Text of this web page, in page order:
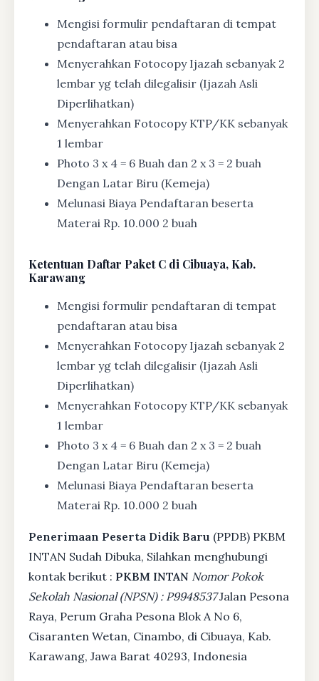
Mengisi formulir pendaftaran di tempat
pendaftaran atau bisa
Menyerahkan Fotocopy Ijazah sebanyak 2
lembar yg telah dilegalisir (Ijazah Asli
Diperlihatkan)
Menyerahkan Fotocopy KTP/KK sebanyak
1 lembar
Photo 3 x 4 = 6 Buah dan 2 x 3 = 2 buah
Dengan Latar Biru (Kemeja)
Melunasi Biaya Pendaftaran beserta
Materai Rp. 10.000 2 buah
Ketentuan Daftar Paket C di Cibuaya, Kab.
Karawang
Mengisi formulir pendaftaran di tempat
pendaftaran atau bisa
Menyerahkan Fotocopy Ijazah sebanyak 2
lembar yg telah dilegalisir (Ijazah Asli
Diperlihatkan)
Menyerahkan Fotocopy KTP/KK sebanyak
1 lembar
Photo 3 x 4 = 6 Buah dan 2 x 3 = 2 buah
Dengan Latar Biru (Kemeja)
Melunasi Biaya Pendaftaran beserta
Materai Rp. 10.000 2 buah
Penerimaan Peserta Didik Baru (PPDB) PKBM
INTAN Sudah Dibuka, Silahkan menghubungi
kontak berikut : PKBM INTAN Nomor Pokok
Sekolah Nasional (NPSN) : P9948537Jalan Pesona
Raya, Perum Graha Pesona Blok A No 6,
Cisaranten Wetan, Cinambo, di Cibuaya, Kab.
Karawang, Jawa Barat 40293, Indonesia